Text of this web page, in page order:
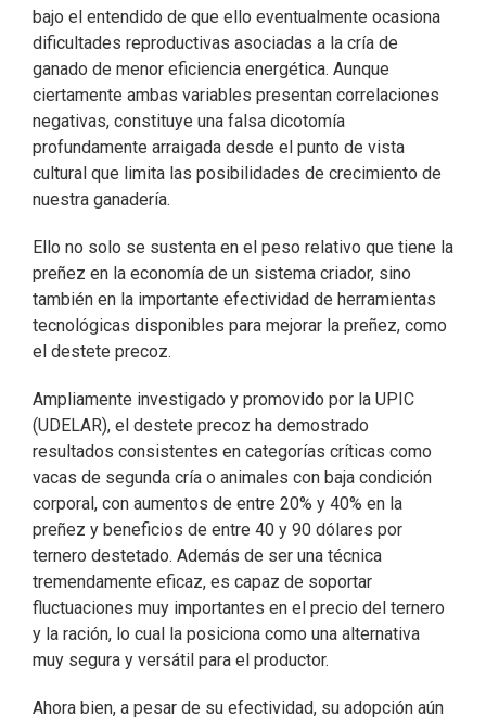
bajo el entendido de que ello eventualmente ocasiona
dificultades reproductivas asociadas a la cría de
ganado de menor eficiencia energética. Aunque
ciertamente ambas variables presentan correlaciones
negativas, constituye una falsa dicotomía
profundamente arraigada desde el punto de vista
cultural que limita las posibilidades de crecimiento de
nuestra ganadería.
Ello no solo se sustenta en el peso relativo que tiene la
preñez en la economía de un sistema criador, sino
también en la importante efectividad de herramientas
tecnológicas disponibles para mejorar la preñez, como
el destete precoz.
Ampliamente investigado y promovido por la UPIC
(UDELAR), el destete precoz ha demostrado
resultados consistentes en categorías críticas como
vacas de segunda cría o animales con baja condición
corporal, con aumentos de entre 20% y 40% en la
preñez y beneficios de entre 40 y 90 dólares por
ternero destetado. Además de ser una técnica
tremendamente eficaz, es capaz de soportar
fluctuaciones muy importantes en el precio del ternero
y la ración, lo cual la posiciona como una alternativa
muy segura y versátil para el productor.
Ahora bien, a pesar de su efectividad, su adopción aún